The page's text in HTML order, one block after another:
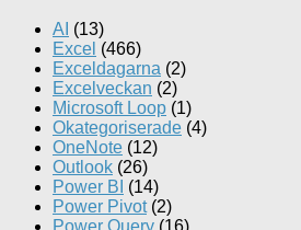
AI (13)
Excel (466)
Exceldagarna (2)
Excelveckan (2)
Microsoft Loop (1)
Okategoriserade (4)
OneNote (12)
Outlook (26)
Power BI (14)
Power Pivot(2)